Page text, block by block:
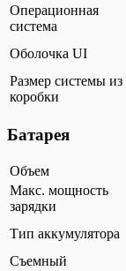
Операционная
система
Оболочка UI
Размер системы из
коробки
Батарея
Объем
Макс. мощность
зарядки
Тип аккумулятора
Съемный